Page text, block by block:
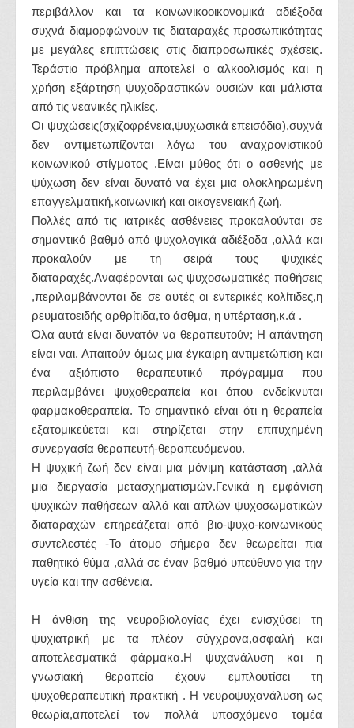
περιβάλλον και τα κοινωνικοοικονομικά αδιέξοδα
συχνά διαμορφώνουν τις διαταραχές προσωπικότητας
με μεγάλες επιπτώσεις στις διαπροσωπικές σχέσεις.
Τεράστιο πρόβλημα αποτελεί ο αλκοολισμός και η
χρήση εξάρτηση ψυχοδραστικών ουσιών και μάλιστα
από τις νεανικές ηλικίες.
Οι ψυχώσεις(σχιζοφρένεια,ψυχωσικά επεισόδια),συχνά
δεν αντιμετωπίζονται λόγω του αναχρονιστικού
κοινωνικού στίγματος .Είναι μύθος ότι ο ασθενής με
ψύχωση δεν είναι δυνατό να έχει μια ολοκληρωμένη
επαγγελματική,κοινωνική και οικογενειακή ζωή.
Πολλές από τις ιατρικές ασθένειες προκαλούνται σε
σημαντικό βαθμό από ψυχολογικά αδιέξοδα ,αλλά και
προκαλούν με τη σειρά τους ψυχικές
διαταραχές.Αναφέρονται ως ψυχοσωματικές παθήσεις
,περιλαμβάνονται δε σε αυτές οι εντερικές κολίτιδες,η
ρευματοειδής αρθρίτιδα,το άσθμα, η υπέρταση,κ.ά .
Όλα αυτά είναι δυνατόν να θεραπευτούν; Η απάντηση
είναι ναι. Απαιτούν όμως μια έγκαιρη αντιμετώπιση και
ένα αξιόπιστο θεραπευτικό πρόγραμμα που
περιλαμβάνει ψυχοθεραπεία και όπου ενδείκνυται
φαρμακοθεραπεία. Το σημαντικό είναι ότι η θεραπεία
εξατομικεύεται και στηρίζεται στην επιτυχημένη
συνεργασία θεραπευτή-θεραπευόμενου.
Η ψυχική ζωή δεν είναι μια μόνιμη κατάσταση ,αλλά
μια διεργασία μετασχηματισμών.Γενικά η εμφάνιση
ψυχικών παθήσεων αλλά και απλών ψυχοσωματικών
διαταραχών επηρεάζεται από βιο-ψυχο-κοινωνικούς
συντελεστές -Το άτομο σήμερα δεν θεωρείται πια
παθητικό θύμα ,αλλά σε έναν βαθμό υπεύθυνο για την
υγεία και την ασθένεια.
Η άνθιση της νευροβιολογίας έχει ενισχύσει τη
ψυχιατρική με τα πλέον σύγχρονα,ασφαλή και
αποτελεσματικά φάρμακα.Η ψυχανάλυση και η
γνωσιακή θεραπεία έχουν εμπλουτίσει τη
ψυχοθεραπευτική πρακτική . Η νευροψυχανάλυση ως
θεωρία,αποτελεί τον πολλά υποσχόμενο τομέα